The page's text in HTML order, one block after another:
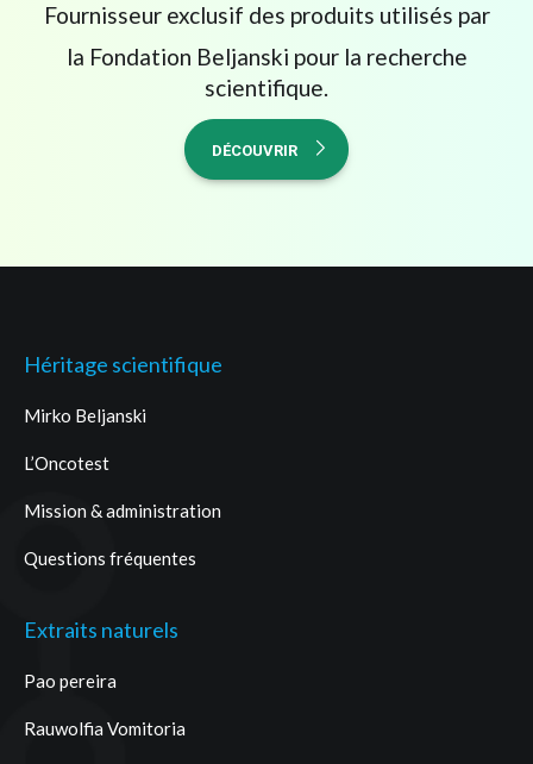
Fournisseur exclusif des produits utilisés par
la Fondation Beljanski pour la recherche
scientifique.
DÉCOUVRIR
Héritage scientifique
Mirko Beljanski
L’Oncotest
Mission & administration
Questions fréquentes
Extraits naturels
Pao pereira
Rauwolfia Vomitoria